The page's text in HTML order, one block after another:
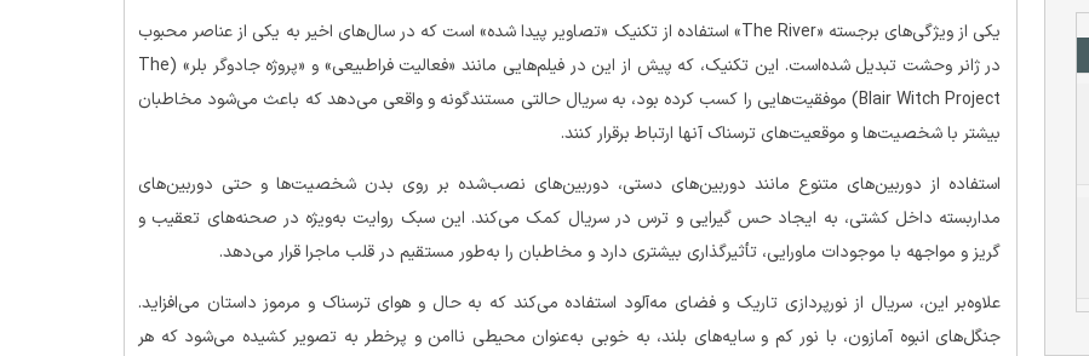
یکی از ویژگی‌های برجسته «The River» استفاده از تکنیک «تصاویر پیدا شده» است که در سال‌های اخیر به یکی از عناصر محبوب
در ژانر وحشت تبدیل شده‌است. این تکنیک، که پیش از این در فیلم‌هایی مانند «فعالیت فراطبیعی» و «پروژه جادوگر بلر» (The
Blair Witch Project) موفقیت‌هایی را کسب کرده بود، به سریال حالتی مستندگونه و واقعی می‌دهد که باعث می‌شود مخاطبان
بیشتر با شخصیت‌ها و موقعیت‌های ترسناک آنها ارتباط برقرار کنند.
استفاده از دوربین‌های متنوع مانند دوربین‌های دستی، دوربین‌های نصب‌شده بر روی بدن شخصیت‌ها و حتی دوربین‌های
مداربسته داخل کشتی، به ایجاد حس گیرایی و ترس در سریال کمک می‌کند. این سبک روایت به‌ویژه در صحنه‌های تعقیب و
گریز و مواجهه با موجودات ماورایی، تأثیرگذاری بیشتری دارد و مخاطبان را به‌طور مستقیم در قلب ماجرا قرار می‌دهد.
علاوه‌بر این، سریال از نورپردازی تاریک و فضای مه‌آلود استفاده می‌کند که به حال و هوای ترسناک و مرموز داستان می‌افزاید.
جنگل‌های انبوه آمازون، با نور کم و سایه‌های بلند، به خوبی به‌عنوان محیطی ناامن و پرخطر به تصویر کشیده می‌شود که هر